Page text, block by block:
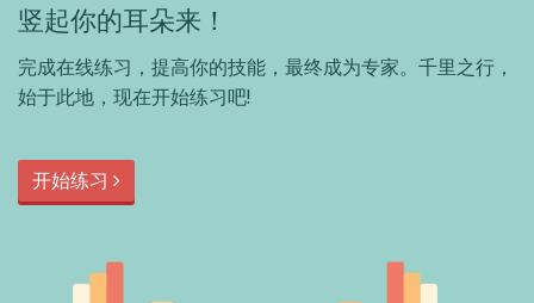
竖起你的耳朵来！
完成在线练习，提高你的技能，最终成为专家。千里之行，
始于此地，现在开始练习吧!
开始练习